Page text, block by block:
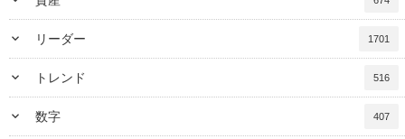
keyboard_arrow_down リーダー 1701
keyboard_arrow_down トレンド 516
keyboard_arrow_down 数字 407